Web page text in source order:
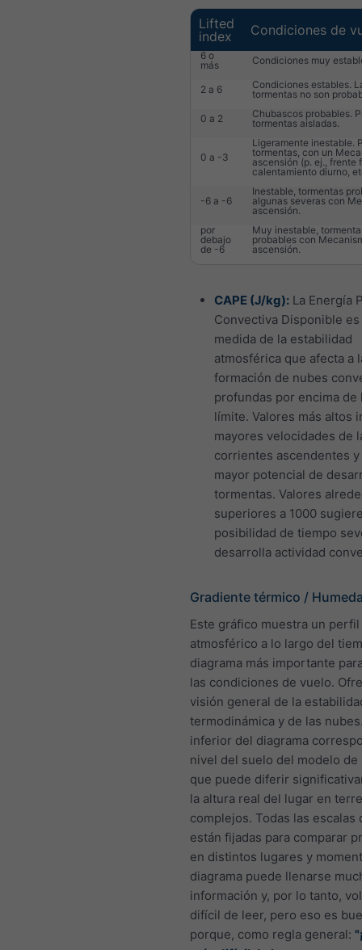
Lifted
index
Condiciones de
6 o
más
Condiciones muy
2 a 6
Condiciones estables.
tormentas no son
0 a 2
Chubascos probables.
tormentas aisladas.
0 a -3
Ligeramente inestable.
tormentas, con un
ascensión (p. ej., frente
calentamiento diurno,
-6 a -6
Inestable, tormentas
algunas severas con
ascensión.
por
debajo
de -6
Muy inestable,
probables con
ascensión.
CAPE (J/kg): La Energía
Convectiva Disponible es
medida de la estabilidad
atmosférica que afecta a
formación de nubes
profundas por encima de
límite. Valores más altos
mayores velocidades de
corrientes ascendentes
mayor potencial de
tormentas. Valores
superiores a 1000
posibilidad de tiempo
desarrolla actividad
Gradiente térmico /
Este gráfico muestra un perfil
atmosférico a lo largo del
diagrama más importante
las condiciones de vuelo.
visión general de la
termodinámica y de las
inferior del diagrama
nivel del suelo del modelo
que puede diferir
la altura real del lugar en
complejos. Todas las escalas
están fijadas para comparar
en distintos lugares y
diagrama puede llenarse
información y, por lo tanto,
difícil de leer, pero eso es
porque, como regla general: